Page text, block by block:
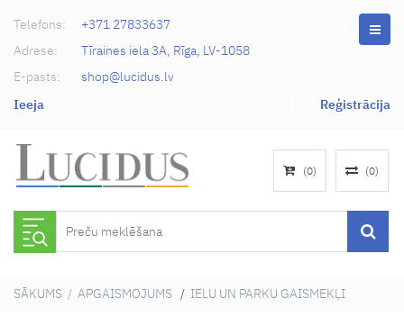
Telefons:
+371 27833637
Adrese:
Tīraines iela 3A, Rīga, LV-1058
E-pasts:
shop@lucidus.lv
Ieeja
Reģistrācija
(0) (0)
SĀKUMS / APGAISMOJUMS / IELU UN PARKU GAISMEKĻI